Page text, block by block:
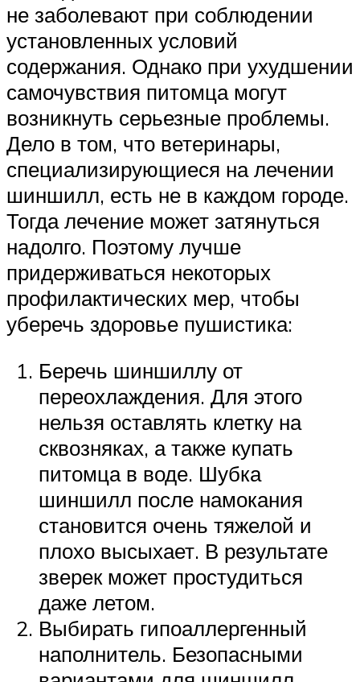
не заболевают при соблюдении
установленных условий
содержания. Однако при ухудшении
самочувствия питомца могут
возникнуть серьезные проблемы.
Дело в том, что ветеринары,
специализирующиеся на лечении
шиншилл, есть не в каждом городе.
Тогда лечение может затянуться
надолго. Поэтому лучше
придерживаться некоторых
профилактических мер, чтобы
уберечь здоровье пушистика:
Беречь шиншиллу от
переохлаждения. Для этого
нельзя оставлять клетку на
сквозняках, а также купать
питомца в воде. Шубка
шиншилл после намокания
становится очень тяжелой и
плохо высыхает. В результате
зверек может простудиться
даже летом.
Выбирать гипоаллергенный
наполнитель. Безопасными